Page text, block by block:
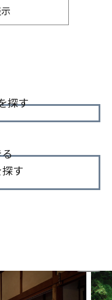
探す
す